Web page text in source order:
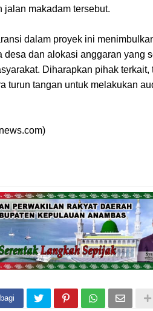
jalan makadam tersebut.
dalam proyek ini
desa dan alokasi anggaran yang
Diharapkan pihak
turun tangan untuk melakukan